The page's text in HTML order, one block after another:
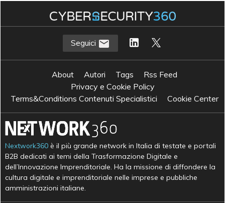
Seguici
About Autori Tags
Rss Feed
Privacy e Cookie Policy
Terms&Conditions Contenuti Specialistici
Cookie Center
Nextwork360 è il più grande network in Italia di testate e portali
B2B dedicati ai temi della Trasformazione Digitale e
dell’Innovazione Imprenditoriale. Ha la missione di diffondere la
cultura digitale e imprenditoriale nelle imprese e pubbliche
amministrazioni italiane.